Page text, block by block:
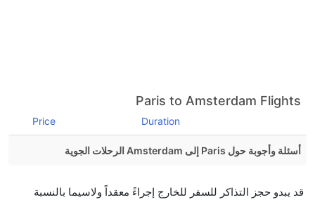
Paris to Amsterdam Flights
Duration
Price
أسئلة وأجوبة حول Paris إلى Amsterdam الرحلات الجوية
إلىأمستردام مما تستغرقه الخطوط الجوية الأخرى؟
قد يبدو حجز التذاكر للسفر للخارج إجراءً معقداً ولاسيما بالنسبة